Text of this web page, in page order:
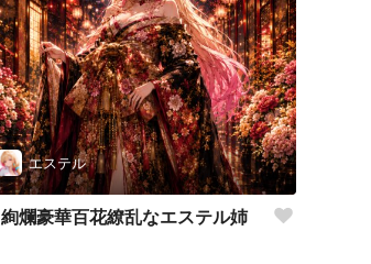
エステル
絢爛豪華百花繚乱なエステル姉